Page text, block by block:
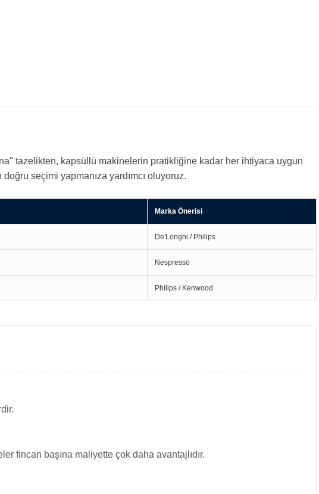
tazelikten, kapsüllü makinelerin pratikliğine kadar her ihtiyaca uygun
seçimi yapmanıza yardımcı oluyoruz.
Marka Önerisi
De'Longhi / Philips
Nespresso
Philips / Kenwood
fincan başına maliyette çok daha avantajlıdır.